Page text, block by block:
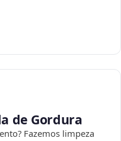
de Gordura
Fazemos limpeza